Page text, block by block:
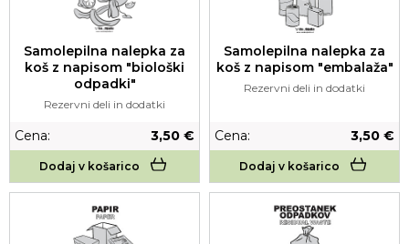
Samolepilna nalepka za
koš z napisom "biološki
odpadki"
Rezervni deli in dodatki
Cena: 3,50 €
Dodaj v košarico
Samolepilna nalepka za
koš z napisom "embalaža"
Rezervni deli in dodatki
Cena: 3,50 €
Dodaj v košarico